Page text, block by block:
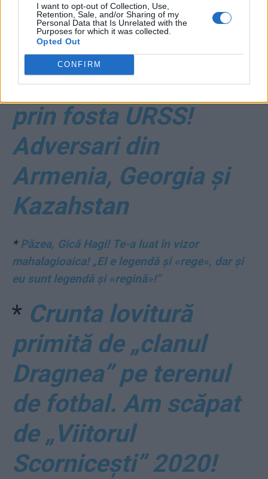
I want to opt-out of Collection, Use,
Retention, Sale, and/or Sharing of my
Personal Data that Is Unrelated with the
Purposes for which it was collected.
Opted Out
CONFIRM
Fotbal: toate
drumurile românilor
spre Liga Europa trec
prin fosta URSS!
Adversari din
Armenia, Georgia și
Kazahstan
*Păzea, Gică Hagi! Te-a luat în vizor
mahalagioaica! „El e legendă și «rege», dar și
eu sunt legendă și «regină»!”
* Crunta lovitură
primită de „clanul
Dragnea” pe terenul
de fotbal. Am scăpat
de „Viitorul
Scornicești” 2020!